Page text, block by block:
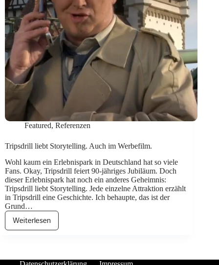
Featured, Referenzen
Tripsdrill liebt Storytelling. Auch im Werbefilm.
Wohl kaum ein Erlebnispark in Deutschland hat so viele
Fans. Okay, Tripsdrill feiert 90-jähriges Jubiläum. Doch
dieser Erlebnispark hat noch ein anderes Geheimnis:
Tripsdrill liebt Storytelling. Jede einzelne Attraktion erzählt
in Tripsdrill eine Geschichte. Ich behaupte, das ist der
Grund…
Weiterlesen
Tripsdrill